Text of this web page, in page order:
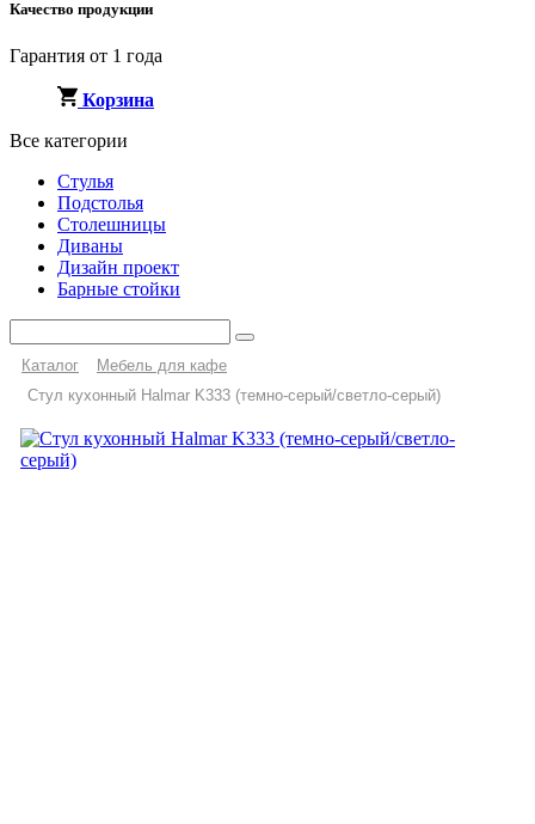
Качество продукции
Гарантия от 1 года
Корзина
Все категории
Стулья
Подстолья
Столешницы
Диваны
Дизайн проект
Барные стойки
Каталог
Мебель для кафе
Стул кухонный Halmar K333 (темно-серый/светло-серый)